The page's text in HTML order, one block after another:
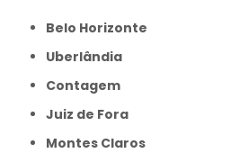
Belo Horizonte
Uberlândia
Contagem
Juiz de Fora
Montes Claros